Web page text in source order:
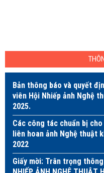
Bản thông báo và quyết
viên Hội Nhiếp ảnh Nghệ
2025.
Các công tác chuẩn bị
liên hoan ảnh Nghệ thuật
2022
Giấy mời: Trân trọng